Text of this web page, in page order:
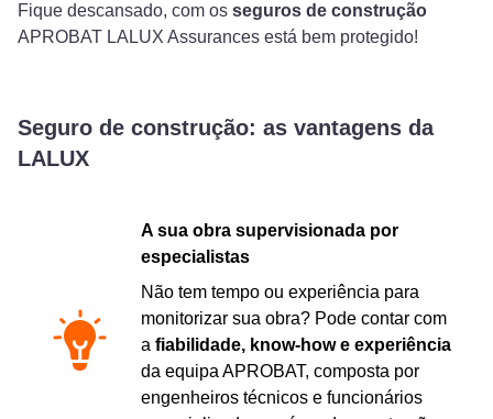
Fique descansado, com os seguros de construção
APROBAT LALUX Assurances está bem protegido!
Seguro de construção: as vantagens da
LALUX
A sua obra supervisionada por
especialistas
Não tem tempo ou experiência para
monitorizar sua obra? Pode contar com
a fiabilidade, know-how e experiência
da equipa APROBAT, composta por
engenheiros técnicos e funcionários